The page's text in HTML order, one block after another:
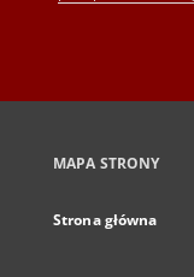
MAPA STRONY
Strona główna